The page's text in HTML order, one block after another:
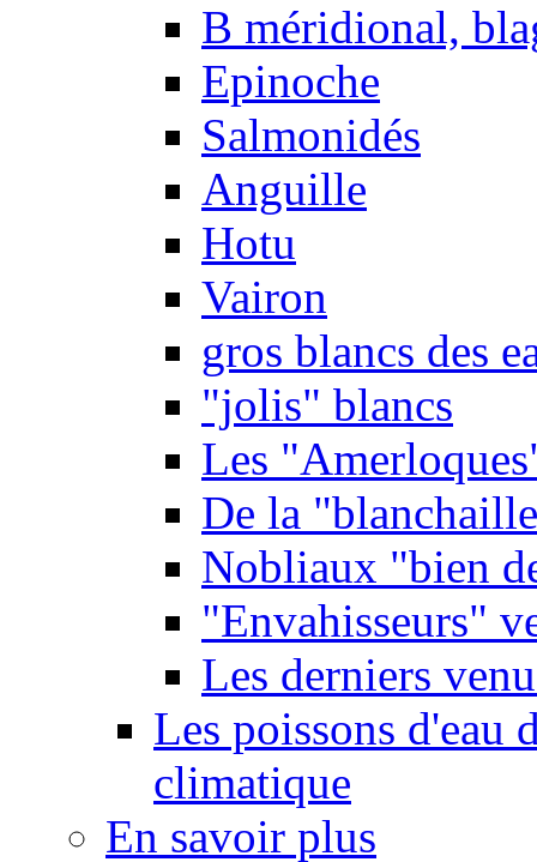
B méridional,
Epinoche
Salmonidés
Anguille
Hotu
Vairon
gros blancs des
"jolis" blancs
Les
De la
Nobliaux "bien
"Envahisseurs"
Les derniers
Les poissons d'eau
climatique
En savoir plus